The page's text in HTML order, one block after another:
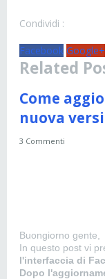
Condividi :
Facebook Google+
Related
Come
nuova
3 Commenti
Buongiorno gente,
In questo post vi
l'interfaccia di
Dopo